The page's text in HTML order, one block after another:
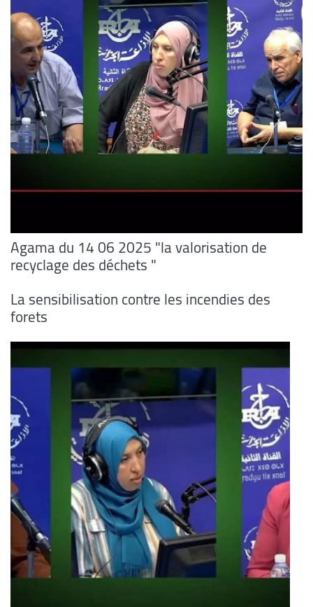
Agama du 14 06 2025 "la valorisation de
recyclage des déchets "
La sensibilisation contre les incendies des
forets